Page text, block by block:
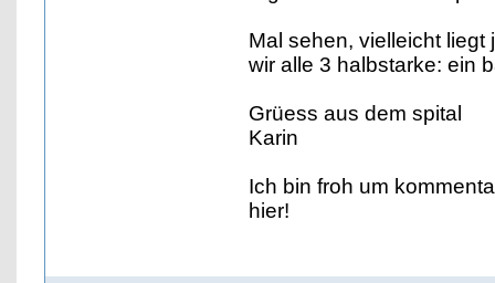
Mal sehen, vielleicht
wir alle 3 halbstarke: ein
Grüess aus dem spital
Karin
Ich bin froh um
hier!